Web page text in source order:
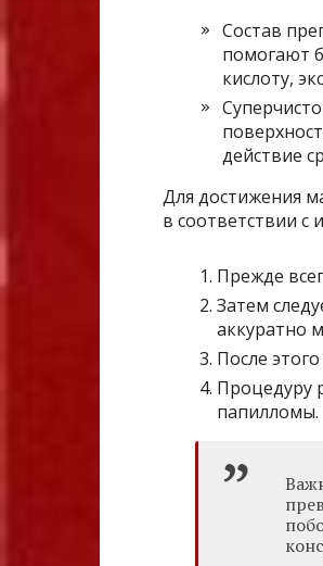
Состав
помогают
кислоту,
действие
Для достижения
в соответствии с
Прежде
Затем
аккуратно
После
Процедуру
папилломы.